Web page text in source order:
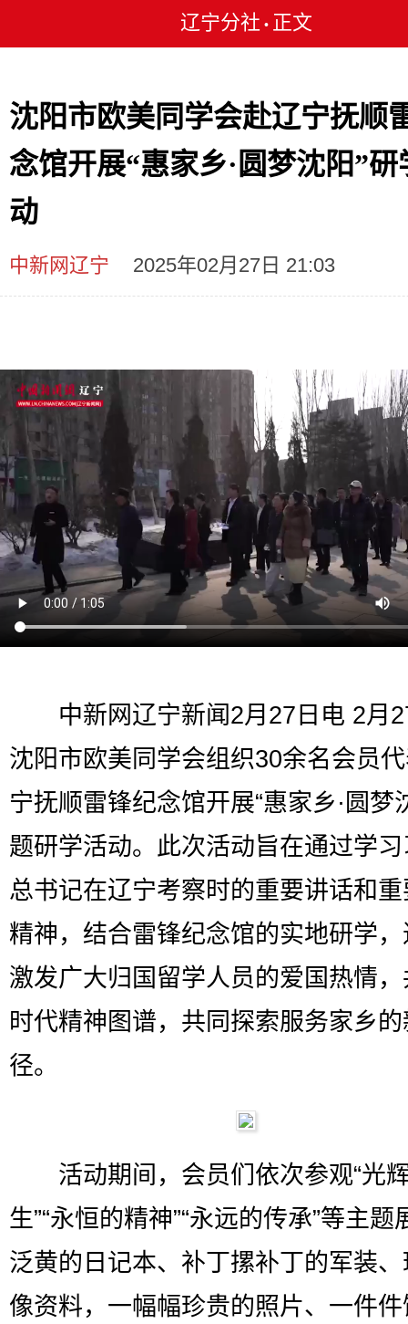
辽宁分社 • 正文
沈阳市欧美同学会赴辽宁抚顺
念馆开展“惠家乡·圆梦沈阳”研
动
中新网辽宁 2025年02月27日 21:03
中新网辽宁新闻2月27日电 2月
沈阳市欧美同学会组织30余名会员
宁抚顺雷锋纪念馆开展“惠家乡·圆梦
题研学活动。此次活动旨在通过学
总书记在辽宁考察时的重要讲话和
精神，结合雷锋纪念馆的实地研学
激发广大归国留学人员的爱国热情
时代精神图谱，共同探索服务家乡
径。
活动期间，会员们依次参观“光
生”“永恒的精神”“永远的传承”等主题
泛黄的日记本、补丁摞补丁的军装
像资料，一幅幅珍贵的照片、一件